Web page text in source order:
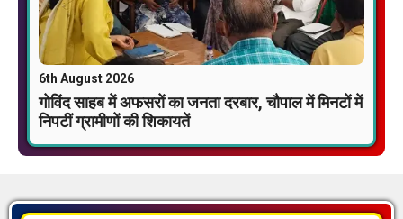
6th August 2026
गोविंद साहब में अफसरों का जनता दरबार, चौपाल में मिनटों में
निपटीं ग्रामीणों की शिकायतें